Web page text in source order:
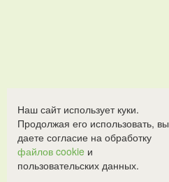
Наш сайт использует куки.
Продолжая его использовать, вы
даете согласие на обработку
файлов cookie и
пользовательских данных.